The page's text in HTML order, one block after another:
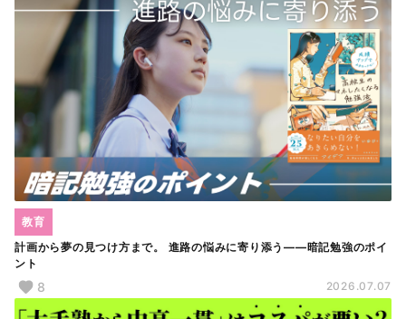
計画から夢の見つけ方まで。 進路の悩みに寄り添う――暗記勉強のポイ
ント
教育
8 2026.07.07